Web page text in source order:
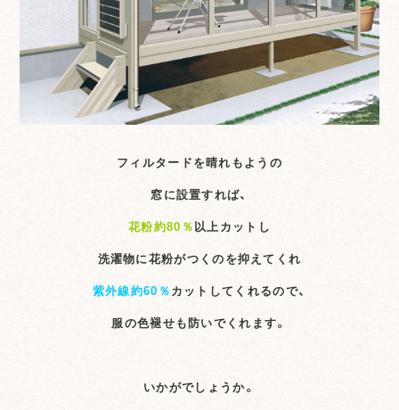
フィルタードを晴れもようの
窓に設置すれば、
花粉約80％以上カットし
洗濯物に花粉がつくのを抑えてくれ
紫外線約60％カットしてくれるので、
服の色褪せも防いでくれます。
いかがでしょうか。